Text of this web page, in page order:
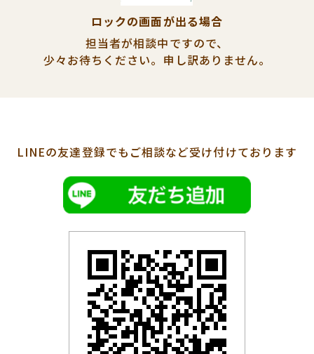
ロックの画面が出る場合
担当者が相談中ですので、
少々お待ちください。 申し訳ありません。
LINEの友達登録でも ご相談など受け付けております